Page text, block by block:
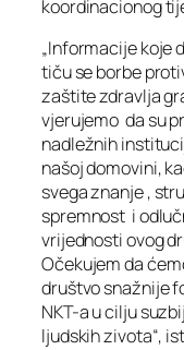
koordinacionog
„Informacije koje
tiču se borbe
zaštite zdravlja
vjerujemo da su
nadležnih
našoj domovini,
svega znanje ,
spremnost i
vrijednosti ovog
Očekujem da
društvo snažnije
NKT-a u cilju
ljudskih zivota“,